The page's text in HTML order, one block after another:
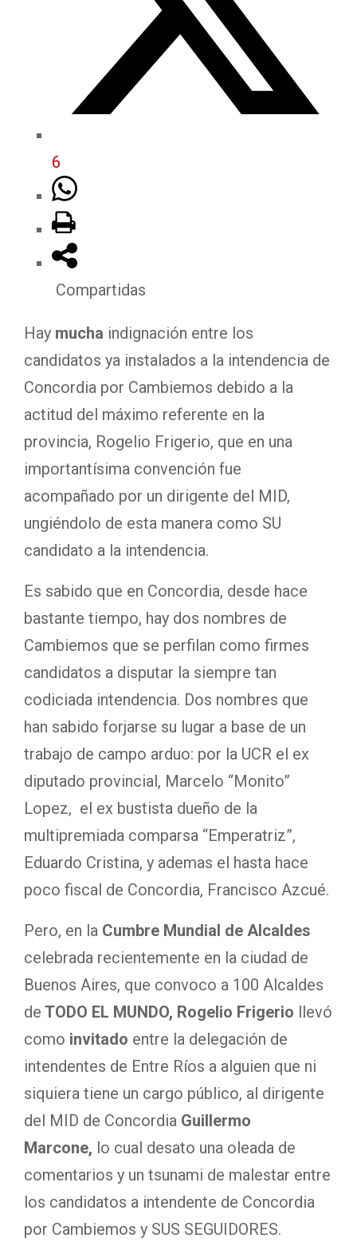
6
Compartidas
Hay mucha indignación entre los
candidatos ya instalados a la intendencia de
Concordia por Cambiemos debido a la
actitud del máximo referente en la
provincia, Rogelio Frigerio, que en una
importantísima convención fue
acompañado por un dirigente del MID,
ungiéndolo de esta manera como SU
candidato a la intendencia.
Es sabido que en Concordia, desde hace
bastante tiempo, hay dos nombres de
Cambiemos que se perfilan como firmes
candidatos a disputar la siempre tan
codiciada intendencia. Dos nombres que
han sabido forjarse su lugar a base de un
trabajo de campo arduo: por la UCR el ex
diputado provincial, Marcelo “Monito”
Lopez, el ex bustista dueño de la
multipremiada comparsa “Emperatriz”,
Eduardo Cristina, y ademas el hasta hace
poco fiscal de Concordia, Francisco Azcué.
Pero, en la Cumbre Mundial de Alcaldes
celebrada recientemente en la ciudad de
Buenos Aires, que convoco a 100 Alcaldes
de TODO EL MUNDO, Rogelio Frigerio llevó
como invitado entre la delegación de
intendentes de Entre Ríos a alguien que ni
siquiera tiene un cargo público, al dirigente
del MID de Concordia Guillermo
Marcone, lo cual desato una oleada de
comentarios y un tsunami de malestar entre
los candidatos a intendente de Concordia
por Cambiemos y SUS SEGUIDORES.